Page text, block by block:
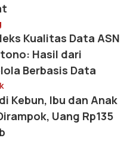
Kualitas Data ASN
Hasil dari
Berbasis Data
Kebun, Ibu dan Anak
Uang Rp135